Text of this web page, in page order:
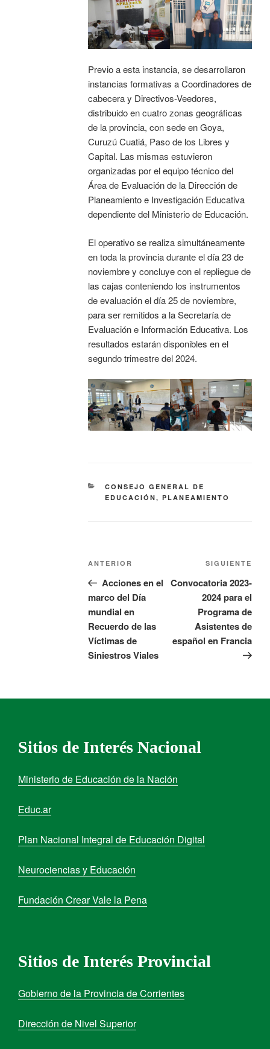
Previo a esta instancia, se desarrollaron
instancias formativas a Coordinadores de
cabecera y Directivos-Veedores,
distribuido en cuatro zonas geográficas
de la provincia, con sede en Goya,
Curuzú Cuatiá, Paso de los Libres y
Capital. Las mismas estuvieron
organizadas por el equipo técnico del
Área de Evaluación de la Dirección de
Planeamiento e Investigación Educativa
dependiente del Ministerio de Educación.
El operativo se realiza simultáneamente
en toda la provincia durante el día 23 de
noviembre y concluye con el repliegue de
las cajas conteniendo los instrumentos
de evaluación el día 25 de noviembre,
para ser remitidos a la Secretaría de
Evaluación e Información Educativa. Los
resultados estarán disponibles en el
segundo trimestre del 2024.
CONSEJO GENERAL DE
EDUCACIÓN, PLANEAMIENTO
ANTERIOR
Acciones en el
marco del Día
mundial en
Recuerdo de las
Víctimas de
Siniestros Viales
SIGUIENTE
Convocatoria 2023-
2024 para el
Programa de
Asistentes de
español en Francia
Sitios de Interés Nacional
Ministerio de Educación de la Nación
Educ.ar
Plan Nacional Integral de Educación Digital
Neurociencias y Educación
Fundación Crear Vale la Pena
Sitios de Interés Provincial
Gobierno de la Provincia de Corrientes
Dirección de Nivel Superior